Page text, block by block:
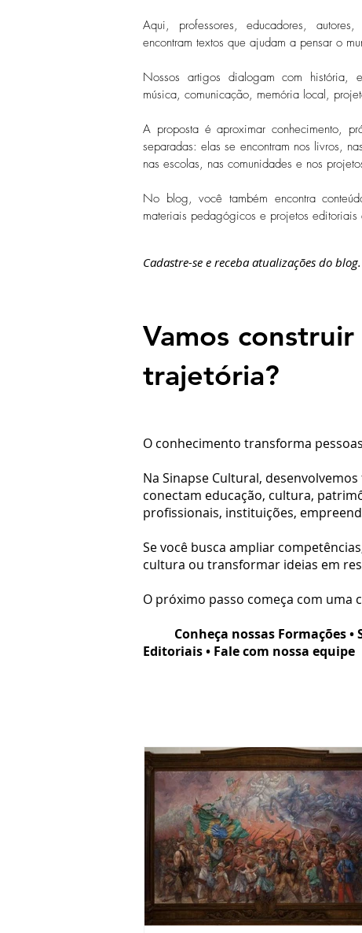
Aqui, professores, educadores,
encontram textos que ajudam a pensar o
Nossos artigos dialogam com história,
música, comunicação, memória local,
A proposta é aproximar conhecimento,
separadas: elas se encontram nos livros,
nas escolas, nas comunidades e nos
No blog, você também encontra
materiais pedagógicos e projetos editoriais
Cadastre-se e receba atualizações do blog.
Vamos
trajetória?
O conhecimento transforma
Na Sinapse Cultural,
conectam educação, cultura,
profissionais, instituições,
Se você busca ampliar
cultura ou transformar ideias em
O próximo passo começa com uma
Conheça nossas Formações •
Editoriais • Fale com nossa equipe